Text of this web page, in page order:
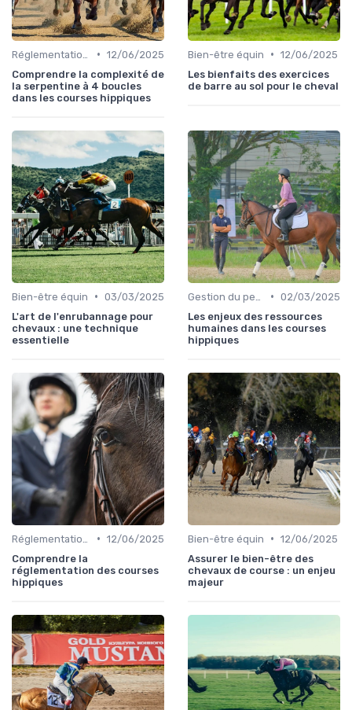
• 12/06/2025
Comprendre la complexité de
la serpentine à 4 boucles
dans les courses hippiques
Bien-être équin • 12/06/2025
Les bienfaits des exercices
de barre au sol pour le cheval
Bien-être équin • 03/03/2025
L'art de l'enrubannage pour
chevaux : une technique
essentielle
• 02/03/2025
Les enjeux des ressources
humaines dans les courses
hippiques
• 12/06/2025
Comprendre la
réglementation des courses
hippiques
Bien-être équin • 12/06/2025
Assurer le bien-être des
chevaux de course : un enjeu
majeur